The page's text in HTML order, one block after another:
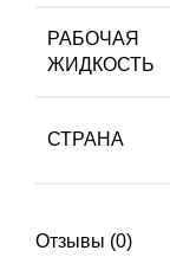
РАБОЧАЯ
ЖИДКОСТЬ
СТРАНА
Отзывы (0)